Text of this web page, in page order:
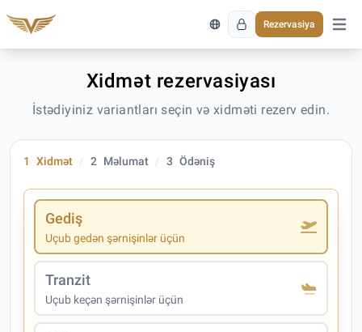
Rezervasiya
Əsas
Xidmət rezervasiyası
İstədiyiniz variantları seçin və xidməti rezerv edin.
1 Xidmət 2 Məlumat 3 Ödəniş
Gediş
Uçub gedən şərnişinlər üçün
Tranzit
Uçub keçən şərnişinlər üçün